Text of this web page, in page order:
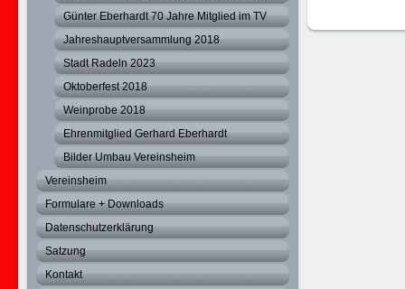
Günter Eberhardt 70 Jahre Mitglied im TV
Jahreshauptversammlung 2018
Stadt Radeln 2023
Oktoberfest 2018
Weinprobe 2018
Ehrenmitglied Gerhard Eberhardt
Bilder Umbau Vereinsheim
Vereinsheim
Formulare + Downloads
Datenschutzerklärung
Satzung
Kontakt